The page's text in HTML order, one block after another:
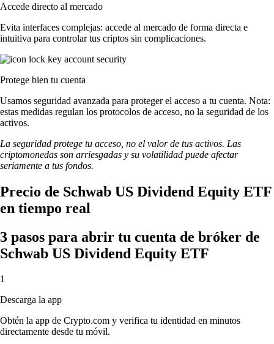
Accede directo al mercado
Evita interfaces complejas: accede al mercado de forma directa e
intuitiva para controlar tus criptos sin complicaciones.
Protege bien tu cuenta
Usamos seguridad avanzada para proteger el acceso a tu cuenta. Nota:
estas medidas regulan los protocolos de acceso, no la seguridad de los
activos.
La seguridad protege tu acceso, no el valor de tus activos. Las
criptomonedas son arriesgadas y su volatilidad puede afectar
seriamente a tus fondos.
Precio de Schwab US Dividend Equity ETF
en tiempo real
3 pasos para abrir tu cuenta de bróker de
Schwab US Dividend Equity ETF
1
Descarga la app
Obtén la app de Crypto.com y verifica tu identidad en minutos
directamente desde tu móvil.